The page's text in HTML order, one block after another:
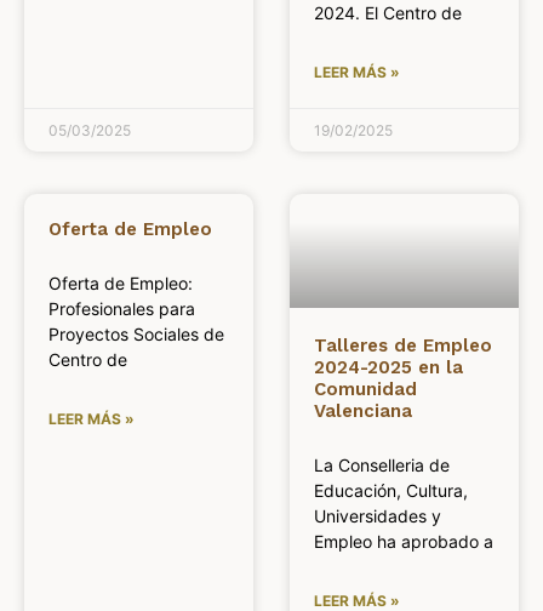
05/03/2025
2024. El Centro de
LEER MÁS »
19/02/2025
Oferta de Empleo
Oferta de Empleo:
Profesionales para
Proyectos Sociales de
Centro de
LEER MÁS »
Talleres de Empleo
2024-2025 en la
Comunidad
Valenciana
La Conselleria de
Educación, Cultura,
Universidades y
Empleo ha aprobado a
LEER MÁS »